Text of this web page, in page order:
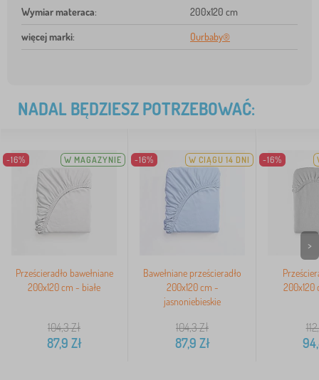
Wymiar materaca: 200x120 cm
więcej marki: Ourbaby®
NADAL BĘDZIESZ POTRZEBOWAĆ:
-16% W MAGAZYNIE
Prześcieradło bawełniane
200x120 cm - białe
104,3Zł
87,9 Zł
-16% W CIĄGU 14 DNI
Bawełniane prześcieradło
200x120 cm -
jasnoniebieskie
104,3Zł
87,9 Zł
-16%
200x120
>